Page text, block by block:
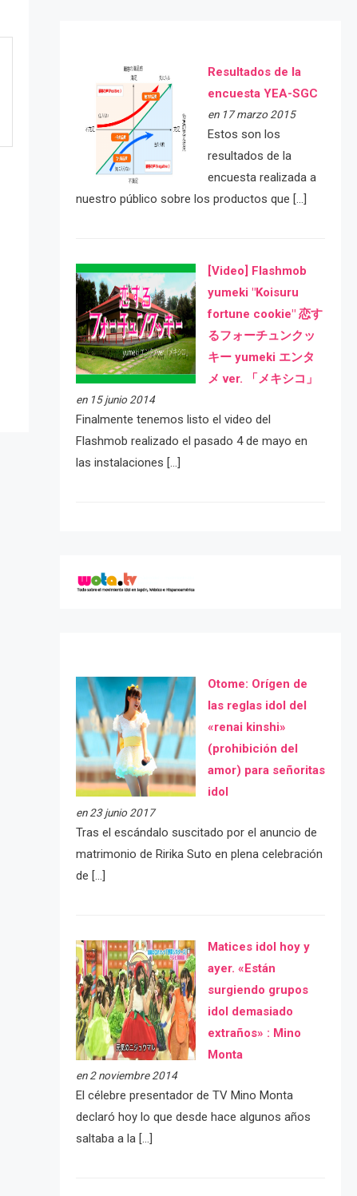
Resultados de la
encuesta YEA-SGC
en 17 marzo 2015
Estos son los
resultados de la
encuesta realizada a
nuestro público sobre los productos que […]
[Video] Flashmob
yumeki "Koisuru
fortune cookie" 恋す
るフォーチュンクッ
キー yumeki エンタ
メ ver. 「メキシコ」
en 15 junio 2014
Finalmente tenemos listo el video del
Flashmob realizado el pasado 4 de mayo en
las instalaciones […]
Otome: Orígen de
las reglas idol del
«renai kinshi»
(prohibición del
amor) para señoritas
idol
en 23 junio 2017
Tras el escándalo suscitado por el anuncio de
matrimonio de Ririka Suto en plena celebración
de […]
Matices idol hoy y
ayer. «Están
surgiendo grupos
idol demasiado
extraños» : Mino
Monta
en 2 noviembre 2014
El célebre presentador de TV Mino Monta
declaró hoy lo que desde hace algunos años
saltaba a la […]